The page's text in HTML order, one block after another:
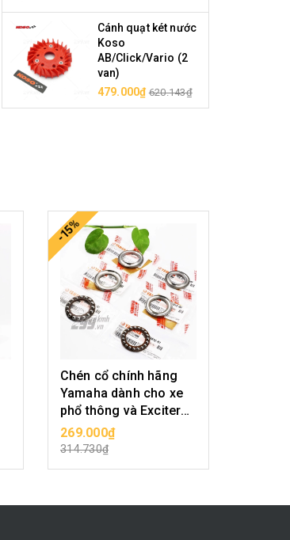
Cánh quạt két nước
Koso
AB/Click/Vario (2
van)
479.000₫ 620.143₫
-15%
Chén cổ chính hãng
Yamaha dành cho xe
phổ thông và Exciter
các đời
269.000₫
314.730₫
CHỌN SẢN PHẨM